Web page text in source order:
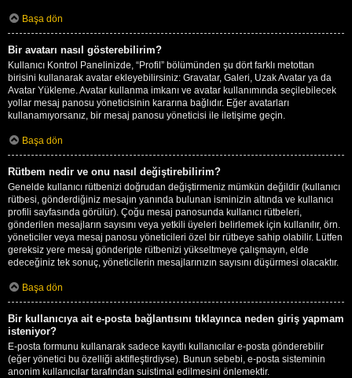
Başa dön
Bir avatarı nasıl gösterebilirim?
Kullanıcı Kontrol Panelinizde, “Profil” bölümünden şu dört farklı metottan
birisini kullanarak avatar ekleyebilirsiniz: Gravatar, Galeri, Uzak Avatar ya da
Avatar Yükleme. Avatar kullanma imkanı ve avatar kullanımında seçilebilecek
yollar mesaj panosu yöneticisinin kararına bağlıdır. Eğer avatarları
kullanamıyorsanız, bir mesaj panosu yöneticisi ile iletişime geçin.
Başa dön
Rütbem nedir ve onu nasıl değiştirebilirim?
Genelde kullanıcı rütbenizi doğrudan değiştirmeniz mümkün değildir (kullanıcı
rütbesi, gönderdiğiniz mesajın yanında bulunan isminizin altında ve kullanıcı
profili sayfasında görülür). Çoğu mesaj panosunda kullanıcı rütbeleri,
gönderilen mesajların sayısını veya yetkili üyeleri belirlemek için kullanılır, örn.
yöneticiler veya mesaj panosu yöneticileri özel bir rütbeye sahip olabilir. Lütfen
gereksiz yere mesaj gönderipte rütbenizi yükseltmeye çalışmayın, elde
edeceğiniz tek sonuç, yöneticilerin mesajlarınızın sayısını düşürmesi olacaktır.
Başa dön
Bir kullanıcıya ait e-posta bağlantısını tıklayınca neden giriş yapmam
isteniyor?
E-posta formunu kullanarak sadece kayıtlı kullanıcılar e-posta gönderebilir
(eğer yönetici bu özelliği aktifleştirdiyse). Bunun sebebi, e-posta sisteminin
anonim kullanıcılar tarafından suistimal edilmesini önlemektir.